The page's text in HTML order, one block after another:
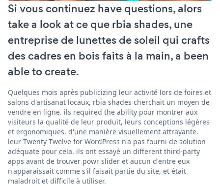
Si vous continuez have questions, alors
take a look at ce que rbia shades, une
entreprise de lunettes de soleil qui crafts
des cadres en bois faits à la main, a been
able to create.
Quelques mois après publicizing leur activité lors de foires et
salons d'artisanat locaux, rbia shades cherchait un moyen de
vendre en ligne. ils required the ability pour montrer aux
visiteurs la qualité de leur produit, leurs conceptions légères
et ergonomiques, d'une manière visuellement attrayante.
leur Twenty Twelve for WordPress n'a pas fourni de solution
adéquate pour cela. ils ont essayé un different third-party
apps avant de trouver powr slider et aucun d'entre eux
n'apparaissait comme s'il faisait partie du site, et était
maladroit et difficile à utiliser.